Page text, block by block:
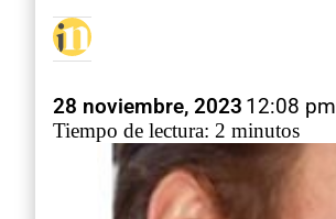
28 noviembre, 2023 12:08 pm
Tiempo de lectura: 2 minutos